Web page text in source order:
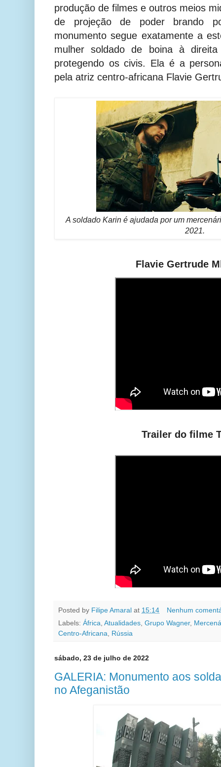
produção de filmes e outros meios
de projeção de poder brando
monumento segue exatamente a
mulher soldado de boina à
protegendo os civis. Ela é a
pela atriz centro-africana Flavie
A soldado Karin é ajudada por um
2021.
Flavie Gertrude
Trailer do filme
Posted by Filipe Amaral at 15:14
Nenhum
Labels: África, Atualidades, Grupo Wagner,
Centro-Africana, Rússia
sábado, 23 de julho de 2022
GALERIA: Monumento aos
no Afeganistão